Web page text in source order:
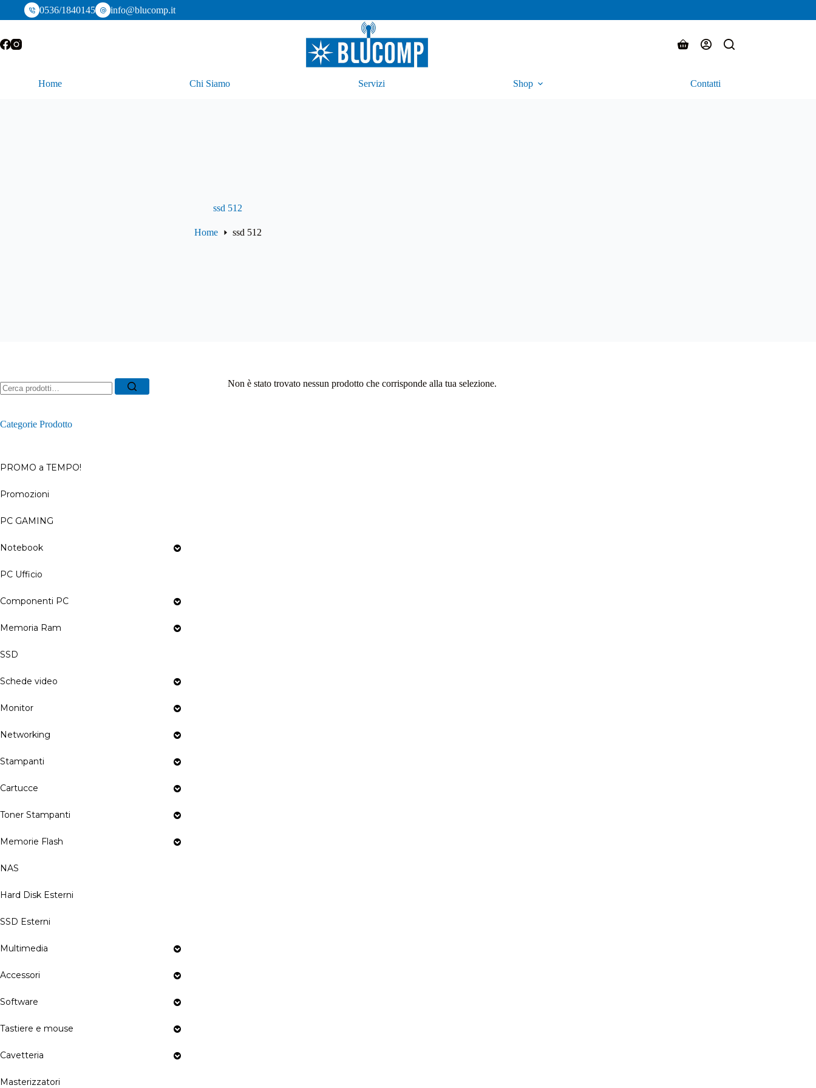
0536/1840145 info@blucomp.it
Carrello
Home Chi Siamo Servizi Shop Contatti
ssd 512
Home ssd 512
Non è stato trovato nessun prodotto che corrisponde alla tua selezione.
Ricerca
per:
Categorie Prodotto
PROMO a TEMPO!
Promozioni
–
PC GAMING
Notebook
PC Ufficio
Componenti PC
Memoria Ram
SSD
Schede video
Monitor
Networking
Stampanti
Cartucce
Toner Stampanti
Memorie Flash
NAS
Hard Disk Esterni
SSD Esterni
Multimedia
Accessori
Software
Tastiere e mouse
Cavetteria
Masterizzatori